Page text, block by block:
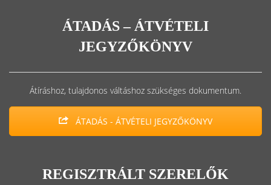
ÁTADÁS – ÁTVÉTELI
JEGYZŐKÖNYV
Átíráshoz, tulajdonos váltáshoz szükséges dokumentum.
ÁTADÁS - ÁTVÉTELI JEGYZŐKÖNYV
REGISZTRÁLT SZERELŐK